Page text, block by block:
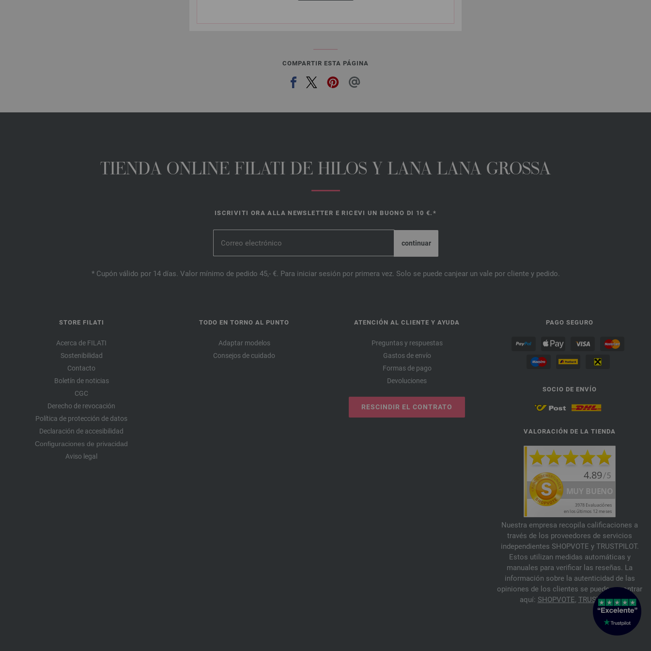
COMPARTIR ESTA PÁGINA
TIENDA ONLINE FILATI DE HILOS Y LANA LANA GROSSA
ISCRIVITI ORA ALLA NEWSLETTER E RICEVI UN BUONO DI 10 €.*
* Cupón válido por 14 días. Valor mínimo de pedido 45,- €. Para iniciar sesión por primera vez. Solo se puede canjear un vale por cliente y pedido.
STORE FILATI
Acerca de FILATI
Sostenibilidad
Contacto
Boletín de noticias
CGC
Derecho de revocación
Política de protección de datos
Declaración de accesibilidad
Configuraciones de privacidad
Aviso legal
TODO EN TORNO AL PUNTO
Adaptar modelos
Consejos de cuidado
ATENCIÓN AL CLIENTE Y AYUDA
Preguntas y respuestas
Gastos de envío
Formas de pago
Devoluciones
RESCINDIR EL CONTRATO
PAGO SEGURO
SOCIO DE ENVÍO
VALORACIÓN DE LA TIENDA
Nuestra empresa recopila calificaciones a
través de los proveedores de servicios
independientes SHOPVOTE y TRUSTPILOT.
Estos utilizan medidas automáticas y
manuales para verificar las reseñas. La
información sobre la autenticidad de las
opiniones de los clientes se puede encontrar
aquí: SHOPVOTE, TRUSTPILOT